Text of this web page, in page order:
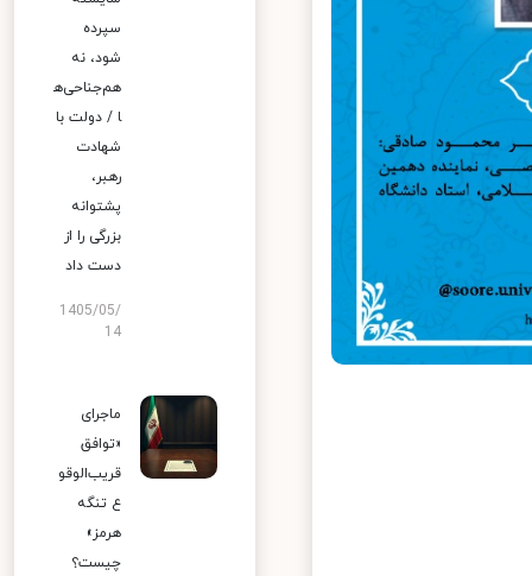
سپرده
شود، نه
هم‌جناحی‌ه
ا / دولت با
شهادت
رهبر،
پشتوانه
بزرگی را از
دست داد
1405/05/
14
ماجرای
«توافق
قریب‌الوقو
ع تنگه
هرمز»
چیست؟